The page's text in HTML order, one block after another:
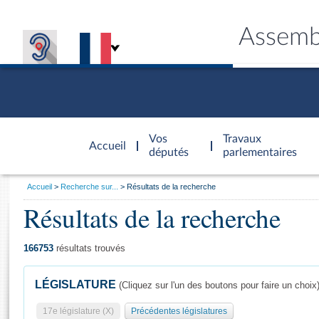
Accueil
d'accueil
Vos
députés
Travaux
parlementaires
Général
Vous
Accueil Recherche sur... Résultats de la recherche
Résultats de la recherche
166753 résultats trouvés
LÉGISLATURE (Cliquez sur l'un des boutons pour faire un choix)
17e législature (X) Précédentes législatures